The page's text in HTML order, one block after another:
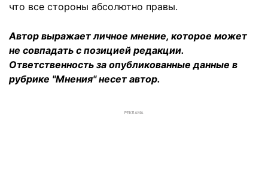
что все стороны абсолютно правы.
Автор выражает личное мнение, которое может
не совпадать с позицией редакции.
Ответственность за опубликованные данные в
рубрике "Мнения" несет автор.
РЕКЛАМА